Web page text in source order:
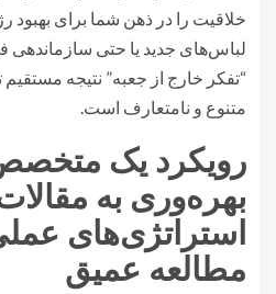
خلاقیت را در ذهن شما برای بهبود
لباس‌های جدید یا حتی سازماندهی
“تفکر خارج از جعبه” نتیجه مستقیم
متنوع و نامتعارف است.
رویکرد یک
بهره‌وری به
استراتژی‌های
مطالعه عمیق